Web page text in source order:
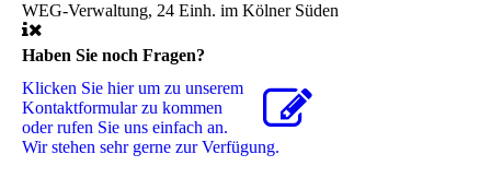
WEG-Verwaltung, 24 Einh. im Kölner Süden
Haben Sie noch Fragen?
Klicken Sie hier um zu unserem
Kon­takt­for­mu­lar zu kommen
oder rufen Sie uns einfach an.
Wir stehen sehr gerne zur Verfügung.